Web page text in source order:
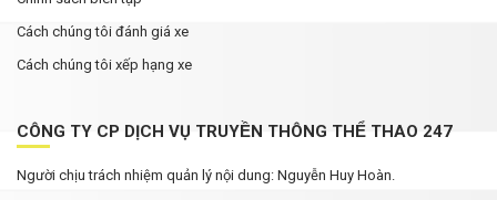
Cách chúng tôi đánh giá xe
Cách chúng tôi xếp hạng xe
CÔNG TY CP DỊCH VỤ TRUYỀN THÔNG THỂ THAO 247
Người chịu trách nhiệm quản lý nội dung: Nguyễn Huy Hoàn.